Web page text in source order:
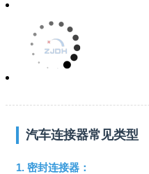
汽车连接器常见类型
1. 密封连接器：